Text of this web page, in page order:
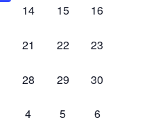
0 eventos,
14 0 eventos,
15 0 eventos,
16
0 eventos,
21 0 eventos,
22 0 eventos,
23
0 eventos,
28 0 eventos,
29 0 eventos,
30
0 eventos,
4 0 eventos,
5 0 eventos,
6